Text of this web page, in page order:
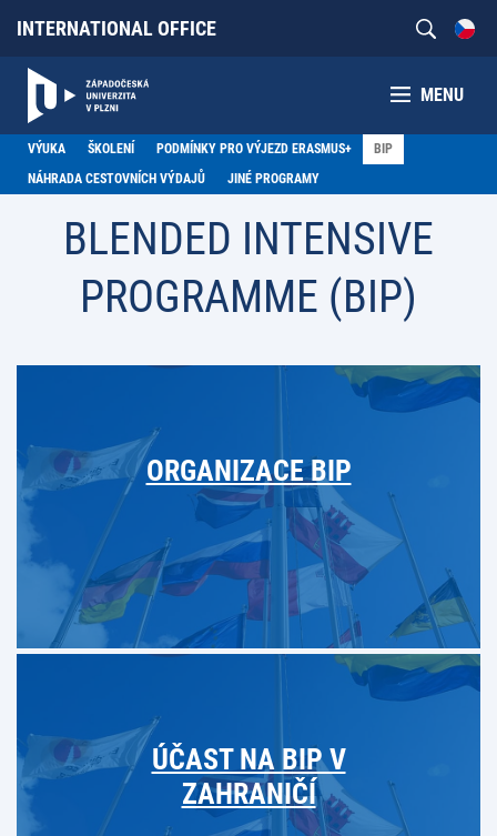
INTERNATIONAL OFFICE
MENU
VÝUKA ŠKOLENÍ PODMÍNKY PRO VÝJEZD ERASMUS+
BIP
NÁHRADA CESTOVNÍCH VÝDAJŮ
JINÉ PROGRAMY
BLENDED INTENSIVE
PROGRAMME (BIP)
ORGANIZACE BIP
ÚČAST NA BIP V
ZAHRANIČÍ